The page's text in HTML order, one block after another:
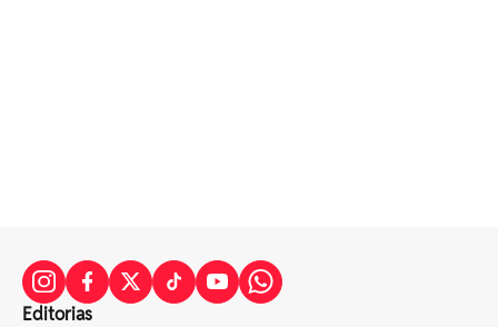
Editorias